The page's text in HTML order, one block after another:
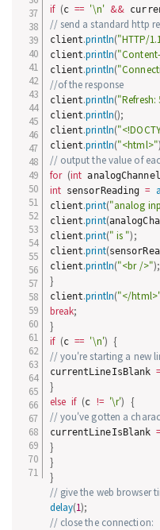
if (c == '\n' &&
// send a standard http
client.println("HTTP/
client.println(
client.println(
//of the response
client.println("Refresh:
client.println();
client.println(
client.println("<html>")
// output the value of
for (int analogChannel
int sensorReading =
client.print("analog
client.print(
client.print(" is ");
client.print(
client.println("<br />");
}
client.println("</
break;
}
if (c == '\n') {
// you're starting a new
currentLineIsBlank =
}
else if (c != '\r') {
// you've gotten a
currentLineIsBlank =
}
}
}
// give the web browser
delay(1);
// close the connection: